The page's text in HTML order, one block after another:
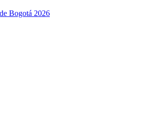
Bogotá 2026